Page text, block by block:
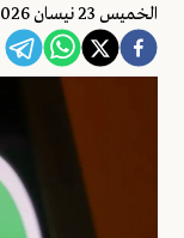
الخميس 23 نيسان 2026